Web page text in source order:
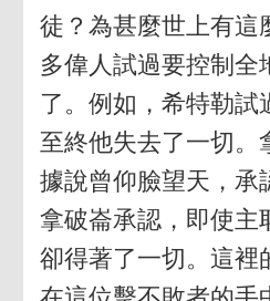
徒？為甚麼世上有這
多偉人試過要控制全
了。例如，希特勒試
至終他失去了一切。
據說曾仰臉望天，承
拿破崙承認，即使主
卻得著了一切。這裡